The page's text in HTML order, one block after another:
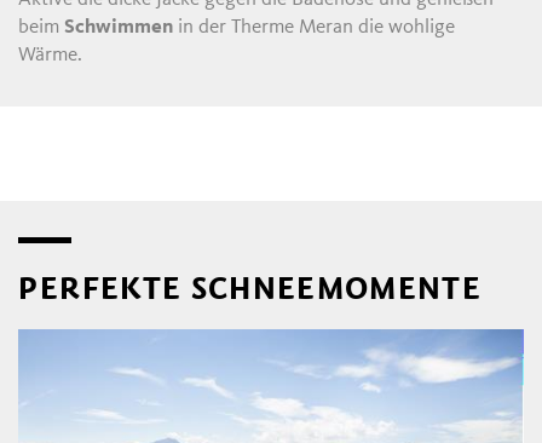
beimSchwimmen in der Therme Meran die wohlige
Wärme.
PERFEKTE SCHNEEMOMENTE